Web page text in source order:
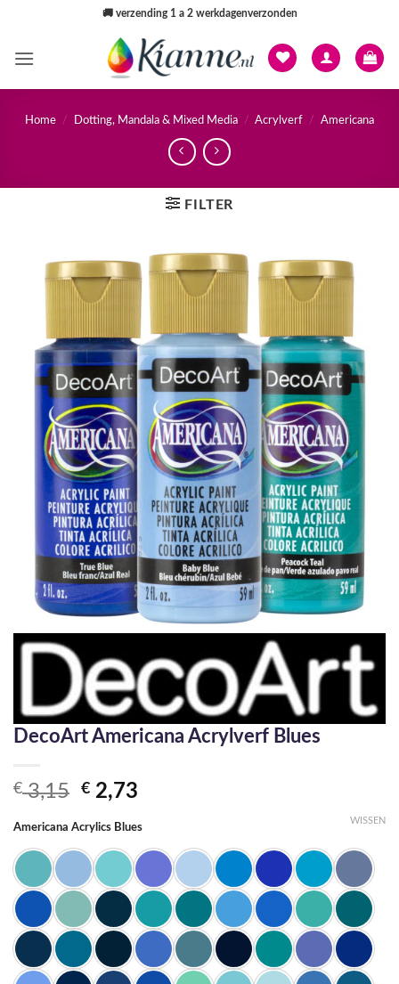
inhoud
🚚verzending 1 a 2 werkdagenverzonden
Home / Dotting, Mandala & Mixed Media / Acrylverf / Americana
FILTER
DecoArt Americana Acrylverf Blues
€3,15 Oorspronkelijke
was:
€ 3,15.
€ 2,73
is:
€ 2,73.
Americana Acrylics Blues
WISSEN